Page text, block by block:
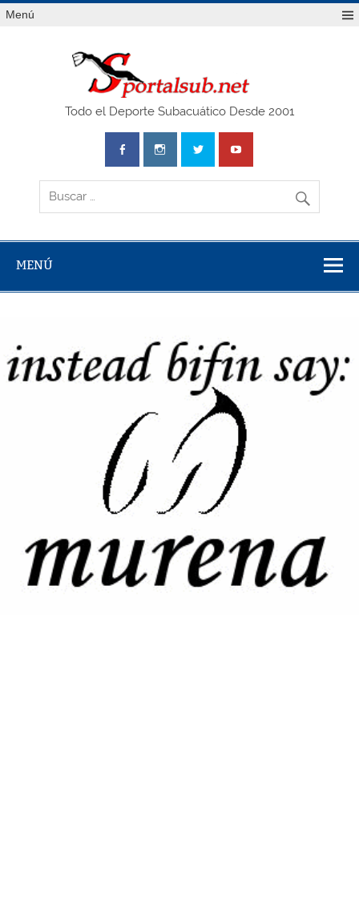
Saltar
alMenú
Todo el Deporte Subacuático Desde 2001
MENÚ